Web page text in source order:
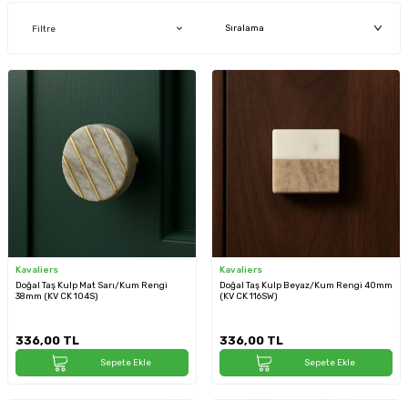
Filtre
Kavaliers
Doğal Taş Kulp Mat Sarı/Kum Rengi
38mm (KV CK 104S)
336,00 TL
Sepete Ekle
Kavaliers
Doğal Taş Kulp Beyaz/Kum Rengi 40mm
(KV CK 116SW)
336,00 TL
Sepete Ekle